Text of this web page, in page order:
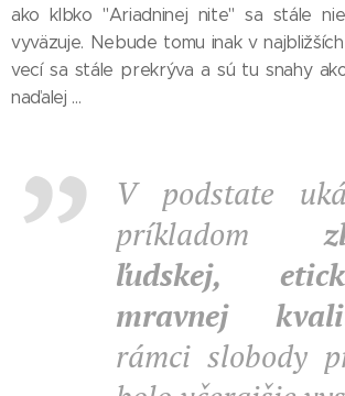
ako klbko "Ariadninej nite" sa stále
vyväzuje. Nebude tomu inak v
vecí sa stále prekrýva a sú tu snahy
naďalej ...
V podstate
príkladom
ľudskej,
mravnej
rámci slobody